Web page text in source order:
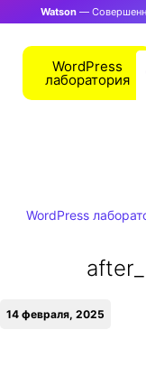
Watson—
WordPress
лаборатория
WordPress
14 февраля, 2025